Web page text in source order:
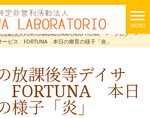
MENU
動法人FORTUNALABORATORIO HOME
> ブログ
>
ービス FORTUNA 本日の療育の様子「炎」
放課後等デイサ
FORTUNA 本日
様子「炎」